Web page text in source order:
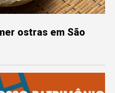
ostras em São